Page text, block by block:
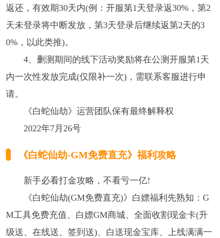
返还，有效期30天内(例：开服第1天登录返30%，第2
天未登录将中断发放，第3天登录后继续返第2天的3
0%，以此类推)。
4、删测期间的线下活动奖励将在公测开服第1天
内一次性发放完成(仅限补一次)，需联系客服进行申
请。
《白蛇仙劫》运营团队保有最终解释权
2022年7月26号
《白蛇仙劫-GM免费直充》福利攻略
新手必看打金攻略，不看亏一亿!
《白蛇仙劫(GM免费直充)》白嫖福利先熟知：G
M工具免费充值、白嫖GM商城、全面收割现金卡(升
级送、在线送、签到送)、白送现金宝库、上线满满一